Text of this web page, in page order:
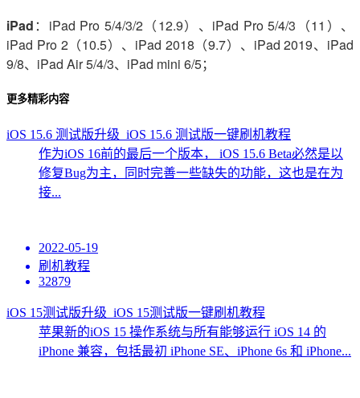
iPad ：iPad Pro 5/4/3/2（12.9）、iPad Pro 5/4/3（11）、
iPad Pro 2（10.5）、iPad 2018（9.7）、iPad 2019、iPad
9/8、iPad Air 5/4/3、iPad mini 6/5；
更多精彩内容
iOS 15.6 测试版升级_iOS 15.6 测试版一键刷机教程
作为iOS 16前的最后一个版本， iOS 15.6 Beta必然是以
修复Bug为主，同时完善一些缺失的功能，这也是在为
接...
2022-05-19
刷机教程
32879
iOS 15测试版升级_iOS 15测试版一键刷机教程
苹果新的iOS 15 操作系统与所有能够运行 iOS 14 的
iPhone 兼容，包括最初 iPhone SE、iPhone 6s 和 iPhone...